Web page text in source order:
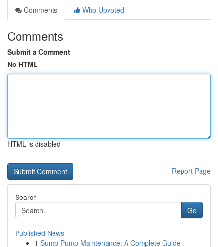
Comments
Who Upvoted
Comments
Submit a Comment
No HTML
HTML is disabled
Report Page
Search
Go
Published News
1 Sump Pump Maintenance: A Complete Guide